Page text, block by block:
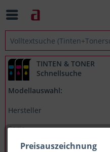
TINTEN & TONER
Schnellsuche
Modellauswahl:
Preisauszeichnung